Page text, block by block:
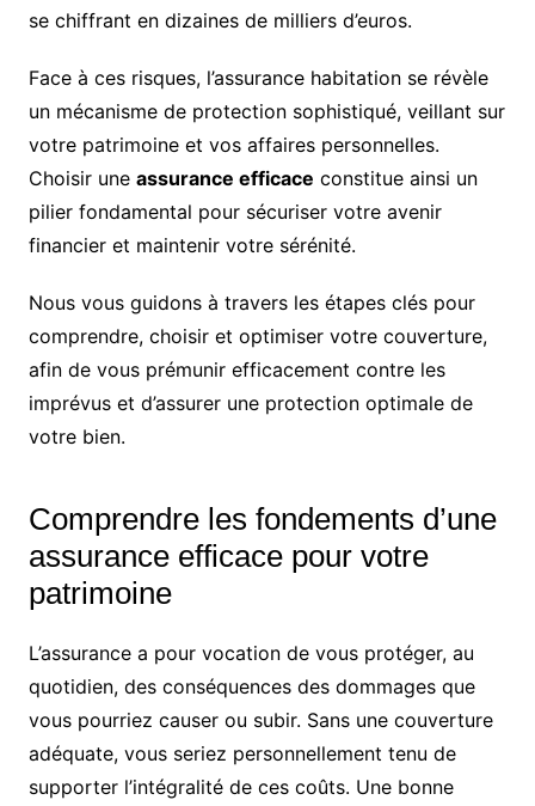
se chiffrant en dizaines de milliers d’euros.
Face à ces risques, l’assurance habitation se révèle
un mécanisme de protection sophistiqué, veillant sur
votre patrimoine et vos affaires personnelles.
Choisir une assurance efficace constitue ainsi un
pilier fondamental pour sécuriser votre avenir
financier et maintenir votre sérénité.
Nous vous guidons à travers les étapes clés pour
comprendre, choisir et optimiser votre couverture,
afin de vous prémunir efficacement contre les
imprévus et d’assurer une protection optimale de
votre bien.
Comprendre les fondements d’une
assurance efficace pour votre
patrimoine
L’assurance a pour vocation de vous protéger, au
quotidien, des conséquences des dommages que
vous pourriez causer ou subir. Sans une couverture
adéquate, vous seriez personnellement tenu de
supporter l’intégralité de ces coûts. Une bonne